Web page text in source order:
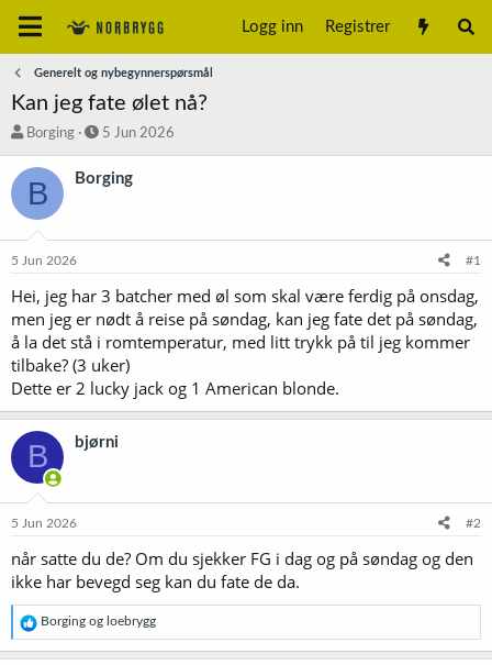
Logg inn Registrer
Generelt og nybegynnerspørsmål
Kan jeg fate ølet nå?
T
å
t
r
Borging
S
a
r
o
5 Jun 2026
B Borging
5 Jun 2026 #1
Hei, jeg har 3 batcher med øl som skal være ferdig på onsdag,
men jeg er nødt å reise på søndag, kan jeg fate det på søndag,
å la det stå i romtemperatur, med litt trykk på til jeg kommer
tilbake? (3 uker)
Dette er 2 lucky jack og 1 American blonde.
B bjørni
5 Jun 2026 #2
når satte du de? Om du sjekker FG i dag og på søndag og den
ikke har bevegd seg kan du fate de da.
R
e
a
Borging og loebrygg